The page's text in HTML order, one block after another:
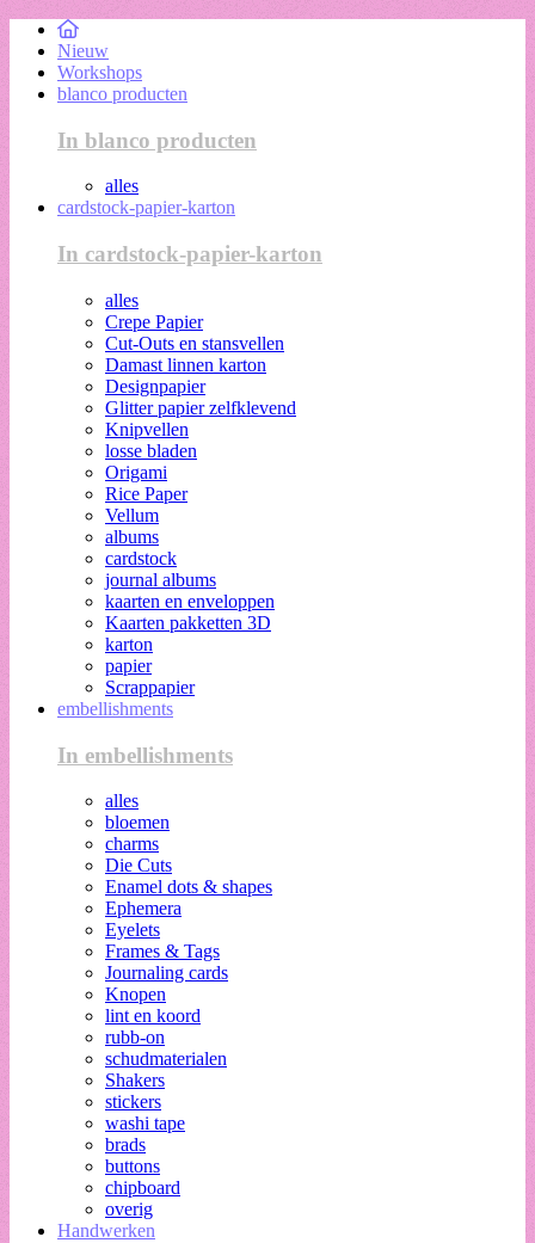
Nieuw
Workshops
blanco producten
In blanco producten
alles
cardstock-papier-karton
In cardstock-papier-karton
alles
Crepe Papier
Cut-Outs en stansvellen
Damast linnen karton
Designpapier
Glitter papier zelfklevend
Knipvellen
losse bladen
Origami
Rice Paper
Vellum
albums
cardstock
journal albums
kaarten en enveloppen
Kaarten pakketten 3D
karton
papier
Scrappapier
embellishments
In embellishments
alles
bloemen
charms
Die Cuts
Enamel dots & shapes
Ephemera
Eyelets
Frames & Tags
Journaling cards
Knopen
lint en koord
rubb-on
schudmaterialen
Shakers
stickers
washi tape
brads
buttons
chipboard
overig
Handwerken